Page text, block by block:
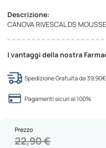
Descrizione:
CANOVA RIVESCAL DS
I vantaggi della nostra
Spedizione Gratuita da 39,90€
Pagamenti sicuri al 100%
Prezzo
22,90 €